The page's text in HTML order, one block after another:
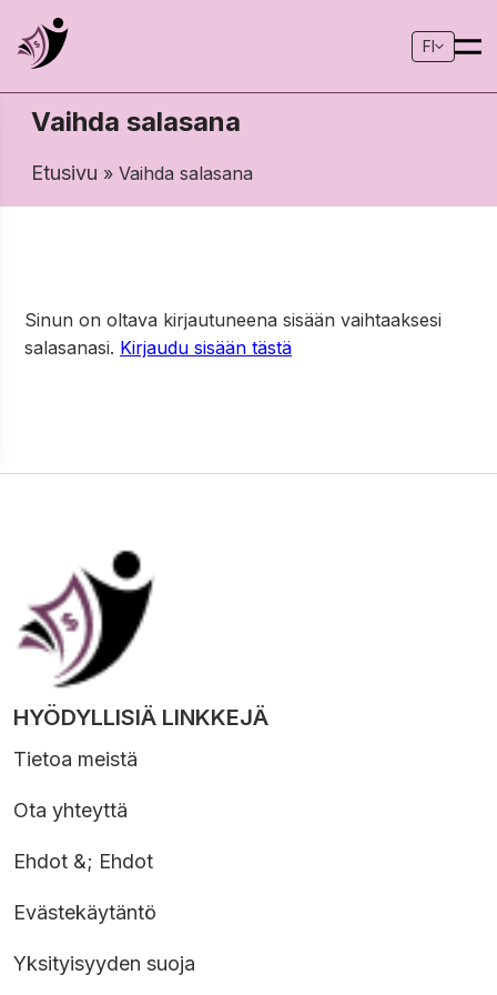
FI
Vaihda salasana
Etusivu » Vaihda salasana
Sinun on oltava kirjautuneena sisään vaihtaaksesi
salasanasi. Kirjaudu sisään tästä
HYÖDYLLISIÄ LINKKEJÄ
Tietoa meistä
Ota yhteyttä
Ehdot &; Ehdot
Evästekäytäntö
Yksityisyyden suoja